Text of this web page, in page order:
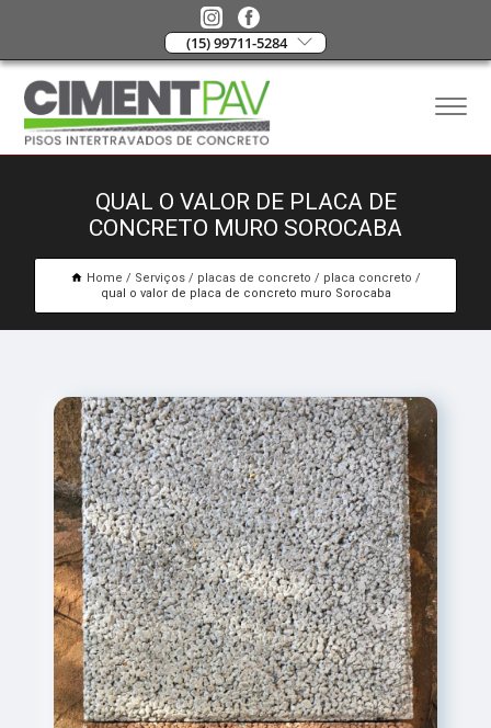
(15) 99711-5284
QUAL O VALOR DE PLACA DE
CONCRETO MURO SOROCABA
Home Serviços placas de concreto
placa concreto
qual o valor de placa de concreto muro Sorocaba